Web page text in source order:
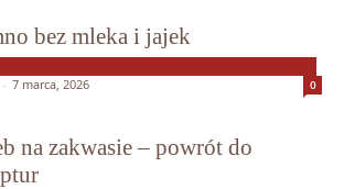
bez mleka i jajek
- 7 marca, 2026 0
na zakwasie – powrót do